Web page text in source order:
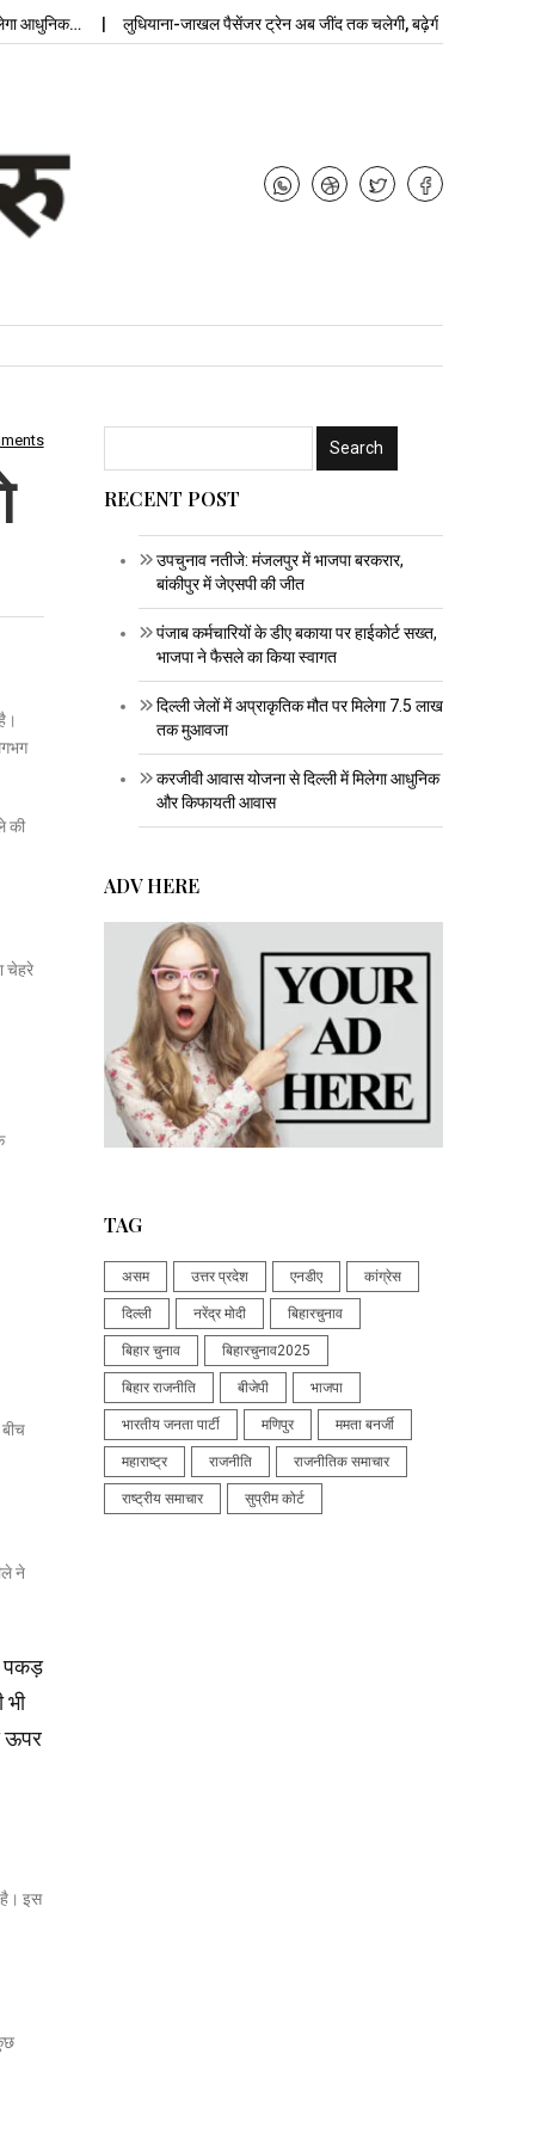
लुधियाना-जाखल पैसेंजर ट्रेन अब जींद तक चलेगी, बढ़ेगी…
की
चेहरे
ने
पकड़
भी
ऊपर
है। इस
RECENT POST
उपचुनाव नतीजे: मंजलपुर में भाजपा बरकरार,
बांकीपुर में जेएसपी की जीत
पंजाब कर्मचारियों के डीए बकाया पर हाईकोर्ट सख्त,
भाजपा ने फैसले का किया स्वागत
दिल्ली जेलों में अप्राकृतिक मौत पर मिलेगा 7.5 लाख
तक मुआवजा
करजीवी आवास योजना से दिल्ली में मिलेगा आधुनिक
और किफायती आवास
ADV HERE
TAG
असम उत्तर प्रदेश एनडीए कांग्रेस
दिल्ली नरेंद्र मोदी बिहारचुनाव
बिहार चुनाव बिहारचुनाव2025
बिहार राजनीति बीजेपी भाजपा
भारतीय जनता पार्टी मणिपुर ममता बनर्जी
महाराष्ट्र राजनीति राजनीतिक समाचार
राष्ट्रीय समाचार सुप्रीम कोर्ट